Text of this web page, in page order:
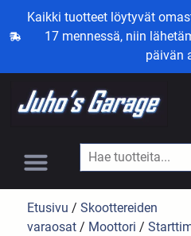
Kaikki tuotteet löytyvät
17 mennessä, niin
päivän
Etusivu /Skoottereiden
varaosat / Moottori /